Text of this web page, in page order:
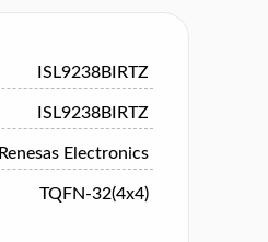
ISL9238BIRTZ
ISL9238BIRTZ
Renesas Electronics
TQFN-32(4x4)